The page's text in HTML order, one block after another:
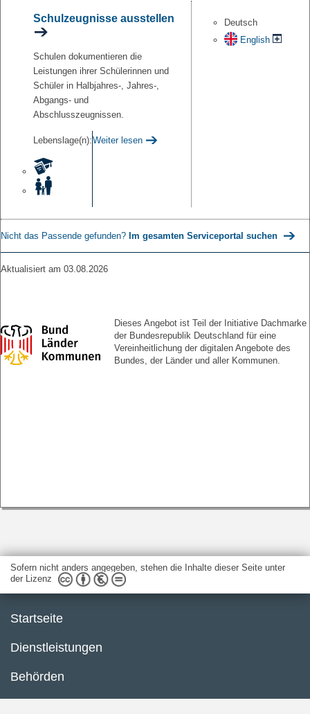
Schulzeugnisse ausstellen
Schulen dokumentieren die
Leistungen ihrer Schülerinnen und
Schüler in Halbjahres-, Jahres-,
Abgangs- und
Abschlusszeugnissen.
Lebenslage(n):Weiter lesen
Deutsch
English
Nicht das Passende gefunden? Im gesamten Serviceportal suchen
Aktualisiert am 03.08.2026
Dieses Angebot ist Teil der Initiative Dachmarke
der Bundesrepublik Deutschland für eine
Vereinheitlichung der digitalen Angebote des
Bundes, der Länder und aller Kommunen.
Sofern nicht anders angegeben, stehen die Inhalte dieser Seite unter
der Lizenz
Startseite
Dienstleistungen
Behörden